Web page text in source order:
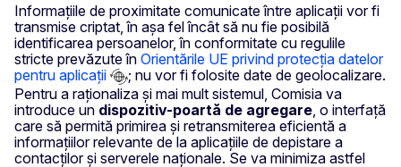
Informațiile de proximitate comunicate între aplicații vor fi
transmise criptat, în așa fel încât să nu fie posibilă
identificarea persoanelor, în conformitate cu regulile
stricte prevăzute în Orientările UE privind protecția datelor
pentru aplicații
; nu vor fi folosite date de geolocalizare.
Pentru a raționaliza și mai mult sistemul, Comisia va
introduce un dispozitiv-poartă de agregare , o interfață
care să permită primirea și retransmiterea eficientă a
informațiilor relevante de la aplicațiile de depistare a
contacților și serverele naționale. Se va minimiza astfel